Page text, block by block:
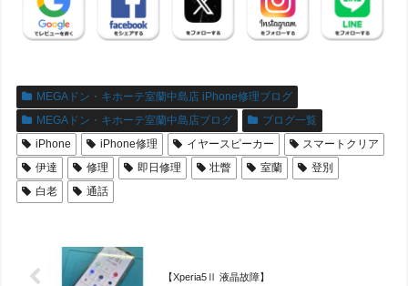
MEGAドン・キホーテ室蘭中島店 iPhone修理ブログ
MEGAドン・キホーテ室蘭中島店ブログ
ブログ一覧
iPhone
iPhone修理 イヤースピーカー
スマートクリア
伊達
修理 即日修理 壮瞥 室蘭
登別
白老
通話
【Xperia5Ⅱ 液晶故障】